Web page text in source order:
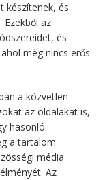
készítenek, és
Ezekből az
és
még nincs erős
a közvetlen
az oldalakat is,
hasonló
a tartalom
média
Az